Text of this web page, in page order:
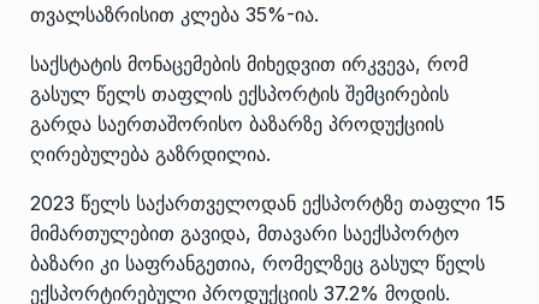
თვალსაზრისით კლება 35%-ია.
საქსტატის მონაცემების მიხედვით ირკვევა, რომ
გასულ წელს თაფლის ექსპორტის შემცირების
გარდა საერთაშორისო ბაზარზე პროდუქციის
ღირებულება გაზრდილია.
2023 წელს საქართველოდან ექსპორტზე თაფლი 15
მიმართულებით გავიდა, მთავარი საექსპორტო
ბაზარი კი საფრანგეთია, რომელზეც გასულ წელს
ექსპორტირებული პროდუქციის 37.2% მოდის.